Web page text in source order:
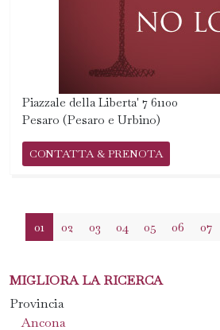
Piazzale della Liberta' 7 61100
Pesaro (Pesaro e Urbino)
CONTATTA & PRENOTA
01 02 03 04 05 06 07
MIGLIORA LA RICERCA
Provincia
Ancona